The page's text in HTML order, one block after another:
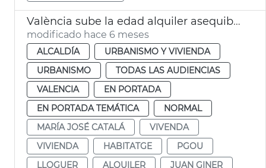
València sube la edad alquiler asequible joven a los 45 años
modificado hace 6 meses
ALCALDÍA
URBANISMO Y VIVIENDA
URBANISMO
TODAS LAS AUDIENCIAS
VALENCIA
EN PORTADA
EN PORTADA TEMÁTICA
NORMAL
MARÍA JOSÉ CATALÁ
VIVENDA
VIVIENDA
HABITATGE
PGOU
LLOGUER
ALQUILER JUAN GINER